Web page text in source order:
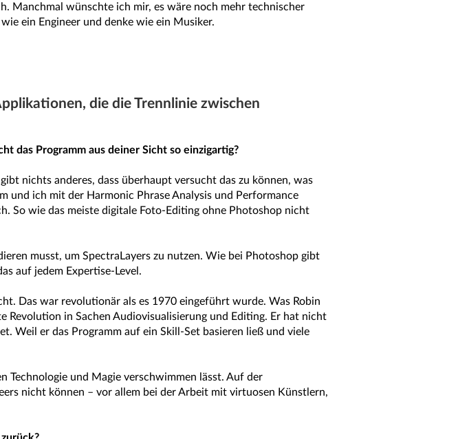
Manchmal wünschte ich mir, es wäre noch mehr technischer
ein Engineer und denke wie ein Musiker.
die die Trennlinie zwischen
das Programm aus deiner Sicht so einzigartig?
nichts anderes, dass überhaupt versucht das zu können, was
und ich mit der Harmonic Phrase Analysis und Performance
So wie das meiste digitale Foto-Editing ohne Photoshop nicht
musst, um SpectraLayers zu nutzen. Wie bei Photoshop gibt
auf jedem Expertise-Level.
Das war revolutionär als es 1970 eingeführt wurde. Was Robin
Revolution in Sachen Audiovisualisierung und Editing. Er hat nicht
Weil er das Programm auf ein Skill-Set basieren ließ und viele
Technologie und Magie verschwimmen lässt. Auf der
nicht können – vor allem bei der Arbeit mit virtuosen Künstlern,